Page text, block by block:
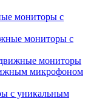
мониторы с
мониторы с
мониторы
микрофоном
с уникальным